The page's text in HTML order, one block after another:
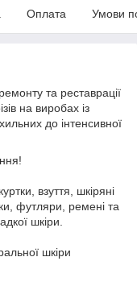
Оплата Умови
та реставрації
на виробах із
до інтенсивної
взуття, шкіряні
футляри, ремені та
шкіри.
шкіри